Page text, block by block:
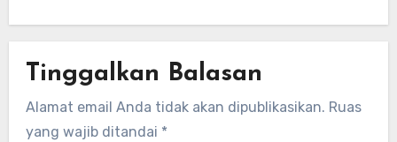
Tinggalkan Balasan
Alamat email Anda tidak akan dipublikasikan. Ruas
yang wajib ditandai *